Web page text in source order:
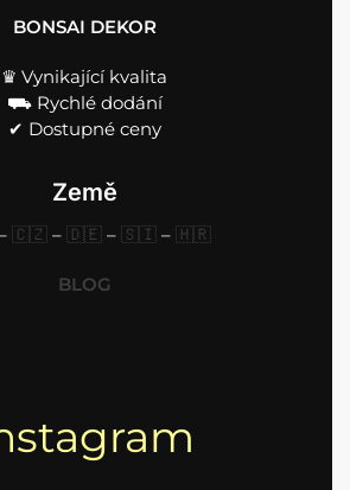
BONSAI DEKOR
♛ Vynikající kvalita
⛟ Rychlé dodání
✔︎ Dostupné ceny
Země
🇨🇿 – 🇩🇪 – 🇸🇮 – 🇭🇷
BLOG